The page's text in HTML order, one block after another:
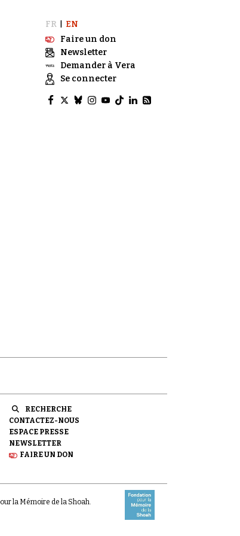
FR
EN
Faire un don
Newsletter
Demander à Vera
Se connecter
RECHERCHE
CONTACTEZ-NOUS
ESPACE PRESSE
NEWSLETTER
FAIRE UN DON
la Mémoire de la Shoah.